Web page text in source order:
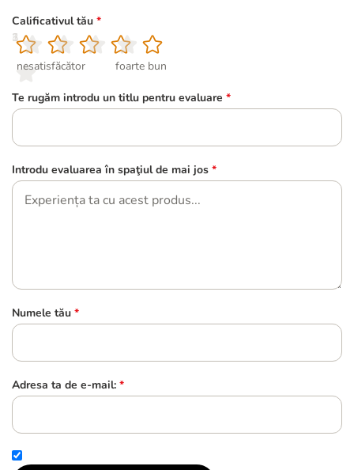
Calificativul tău *
1
nesatisfăcător
2
3
4
5
foarte bun
Te rugăm introdu un titlu pentru evaluare *
Introdu evaluarea în spaţiul de mai jos *
Numele tău *
Adresa ta de e-mail: *